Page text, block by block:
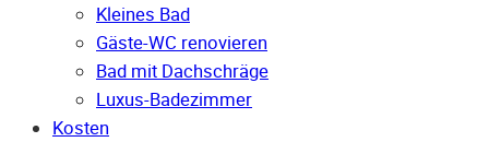
Kleines Bad
Gäste-WC renovieren
Bad mit Dachschräge
Luxus-Badezimmer
Kosten